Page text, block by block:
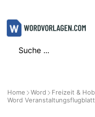
Zum
Inhalt
Home Word
Freizeit &
Word